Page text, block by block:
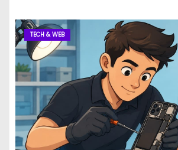
TECH & WEB